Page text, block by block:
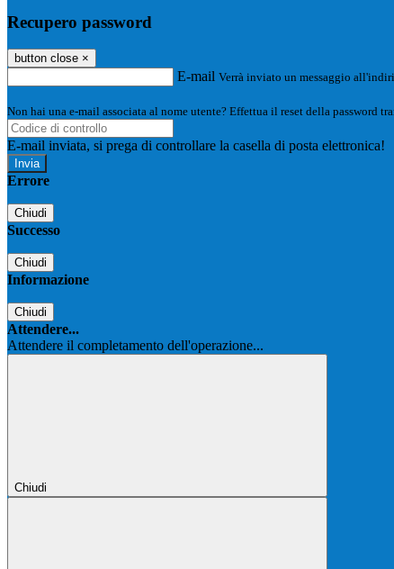
Recupero password
button close ×
E-mail Verrà inviato un messaggio
Non hai una e-mail associata al nome utente? Effettua il reset della password
E-mail inviata, si prega di controllare la casella di posta elettronica!
Errore
Chiudi
Successo
Chiudi
Informazione
Chiudi
Attendere...
Attendere il completamento dell'operazione...
Chiudi